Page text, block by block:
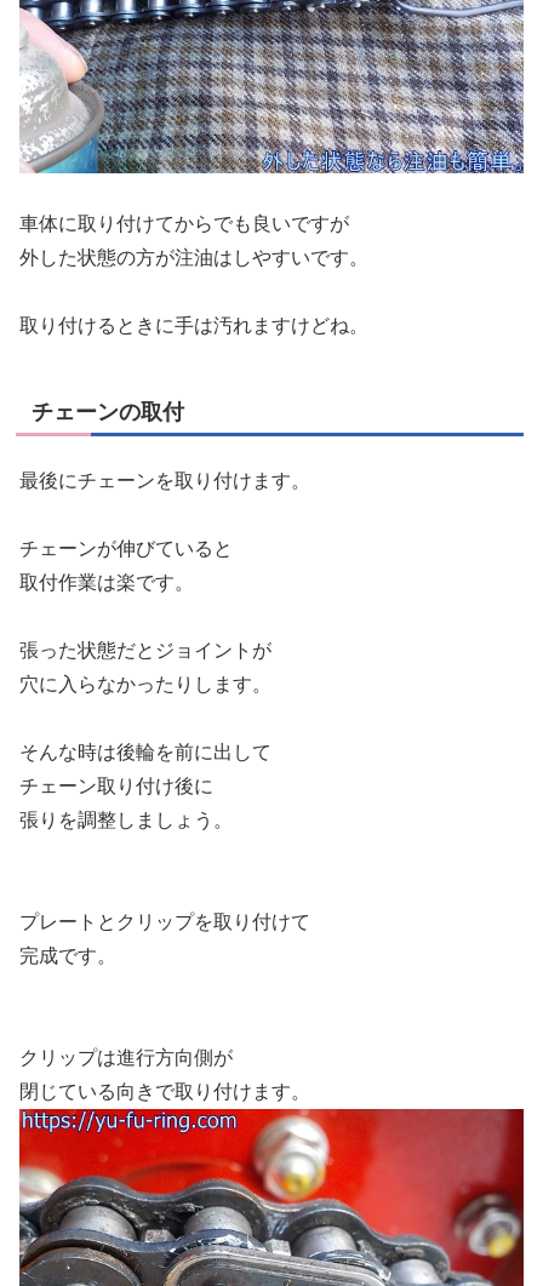
車体に取り付けてからでも良いですが
外した状態の方が注油はしやすいです。
取り付けるときに手は汚れますけどね。
チェーンの取付
最後にチェーンを取り付けます。
チェーンが伸びていると
取付作業は楽です。
張った状態だとジョイントが
穴に入らなかったりします。
そんな時は後輪を前に出して
チェーン取り付け後に
張りを調整しましょう。
プレートとクリップを取り付けて
完成です。
クリップは進行方向側が
閉じている向きで取り付けます。